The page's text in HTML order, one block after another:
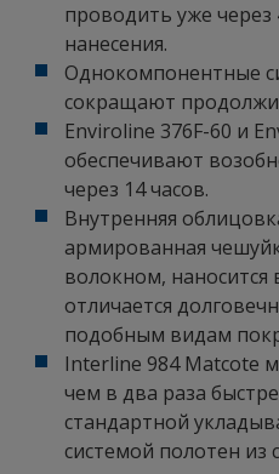
проводить уже через
нанесения.
Однокомпонентные
сокращают
Enviroline 376F-60 и
обеспечивают
через 14 часов.
Внутренняя
армированная
волокном, наносится
отличается
подобным видам
Interline 984 Matcote
чем в два раза
стандартной
системой полотен из